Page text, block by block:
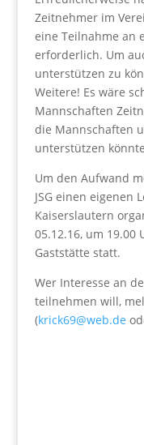
Zeitnehmer im
eine Teilnahme an
erforderlich. Um
unterstützen zu
Weitere! Es wäre
Mannschaften
die Mannschaften
unterstützen
Um den Aufwand
JSG einen eigenen
Kaiserslautern
05.12.16, um 19.00
Gaststätte statt.
Wer Interesse an
teilnehmen will,
(krick69@web.de